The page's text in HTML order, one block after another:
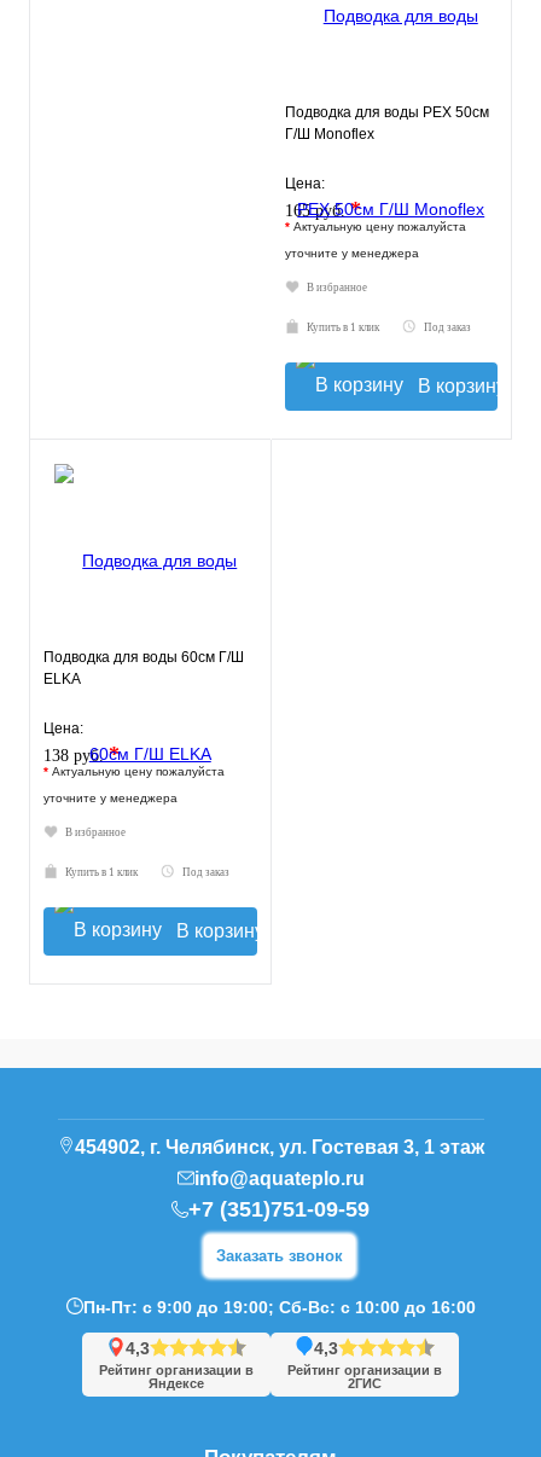
Подводка для воды РЕХ 50см
Г/Ш Monoflex
Цена:
165 руб.*
* Актуальную цену пожалуйста
уточните у менеджера
В избранное
Купить в 1 клик Под заказ
В корзину
Подводка для воды 60см Г/Ш
ELKA
Цена:
138 руб.*
* Актуальную цену пожалуйста
уточните у менеджера
В избранное
Купить в 1 клик Под заказ
В корзину
454902, г. Челябинск, ул. Гостевая 3, 1 этаж
info@aquateplo.ru
+7 (351)751-09-59
Заказать звонок
Пн-Пт: с 9:00 до 19:00; Сб-Вс: с 10:00 до 16:00
4,3
Рейтинг организации в
Яндексе
4,3
Рейтинг организации в
2ГИС